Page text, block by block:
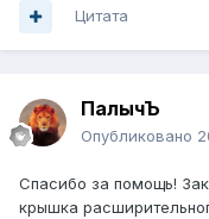
Цитата
ПалычЪ
Опубликовано
Спасибо за помощь!
крышка